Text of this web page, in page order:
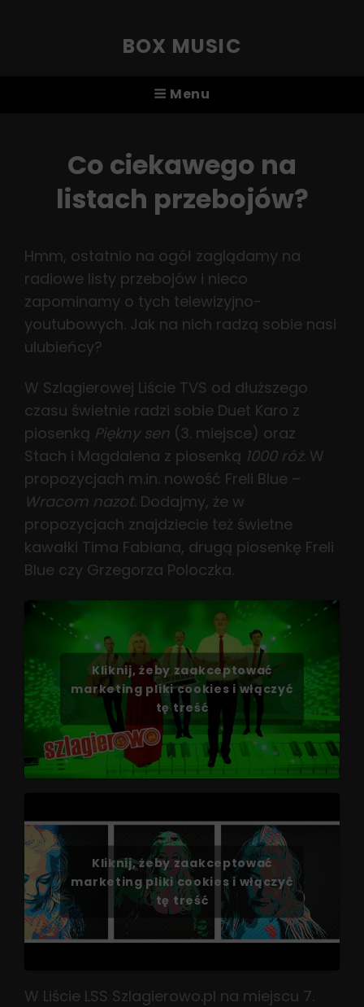
BOX MUSIC
Menu
Co ciekawego na
listach przebojów?
Hmm, ostatnio na ogół zaglądamy na
radiowe listy przebojów i nieco
zapominamy o tych telewizyjno-
youtubowych. Jak na nich radzą sobie nasi
ulubieńcy?
W Szlagierowej Liście TVS od dłuższego
czasu świetnie radzi sobie Duet Karo z
piosenką Piękny sen (3. miejsce) oraz
Stach i Magdalena z piosenką 1000 róż. W
propozycjach m.in. nowość Freli Blue –
Wracom nazot. Dodajmy, że w
propozycjach znajdziecie też świetne
kawałki Tima Fabiana, drugą piosenkę Freli
Blue czy Grzegorza Poloczka.
Kliknij, żeby zaakceptować
marketing pliki cookies i włączyć
tę treść
Kliknij, żeby zaakceptować
marketing pliki cookies i włączyć
tę treść
W Liście LSS Szlagierowo.pl na miejscu 7.